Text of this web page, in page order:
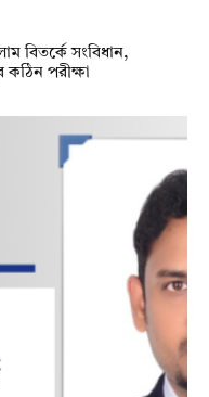
বিতর্কে সংবিধান,
পরীক্ষা